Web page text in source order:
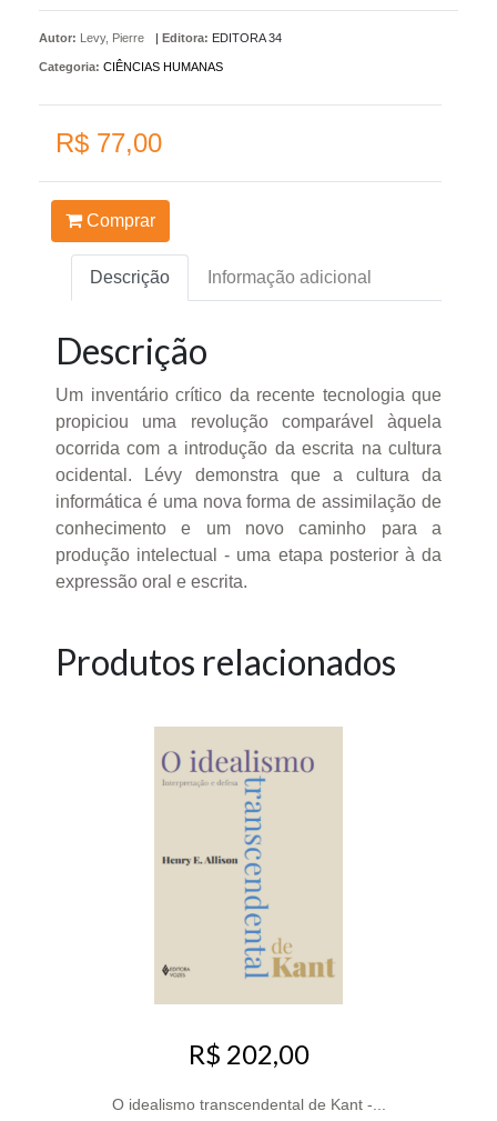
Autor: Levy, Pierre | Editora: EDITORA 34
Categoria: CIÊNCIAS HUMANAS
R$ 77,00
Comprar
Descrição Informação adicional
Descrição
Um inventário crítico da recente tecnologia que
propiciou uma revolução comparável àquela
ocorrida com a introdução da escrita na cultura
ocidental. Lévy demonstra que a cultura da
informática é uma nova forma de assimilação de
conhecimento e um novo caminho para a
produção intelectual - uma etapa posterior à da
expressão oral e escrita.
Produtos relacionados
R$ 202,00
O idealismo transcendental de Kant -...